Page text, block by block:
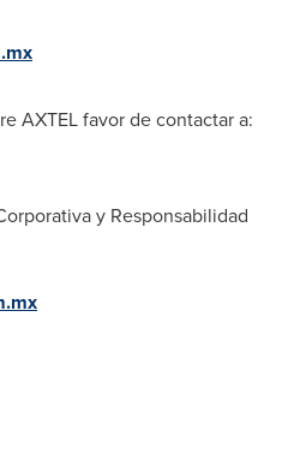
AXTEL favor de contactar a:
y Responsabilidad